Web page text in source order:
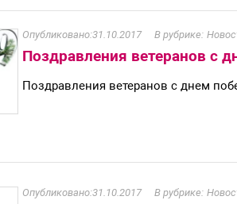
31.10.2017
Поздравления ветеранов с
Поздравления ветеранов с днем
31.10.2017